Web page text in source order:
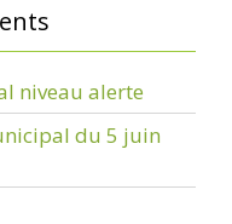
niveau alerte
du 5 juin